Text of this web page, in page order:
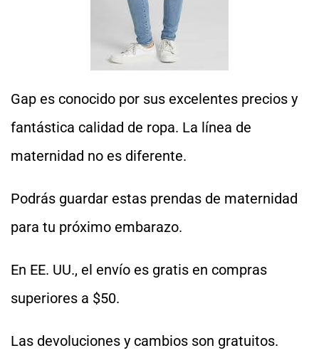
Gap es conocido por sus excelentes precios y
fantástica calidad de ropa. La línea de
maternidad no es diferente.
Podrás guardar estas prendas de maternidad
para tu próximo embarazo.
En EE. UU., el envío es gratis en compras
superiores a $50.
Las devoluciones y cambios son gratuitos.